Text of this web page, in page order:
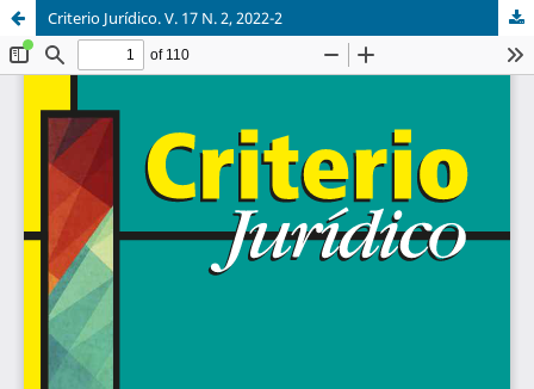
Criterio Jurídico. V. 17 N. 2, 2022-2